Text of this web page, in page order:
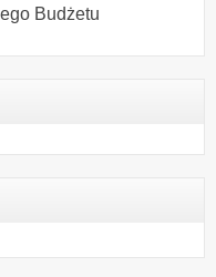
Budżetu